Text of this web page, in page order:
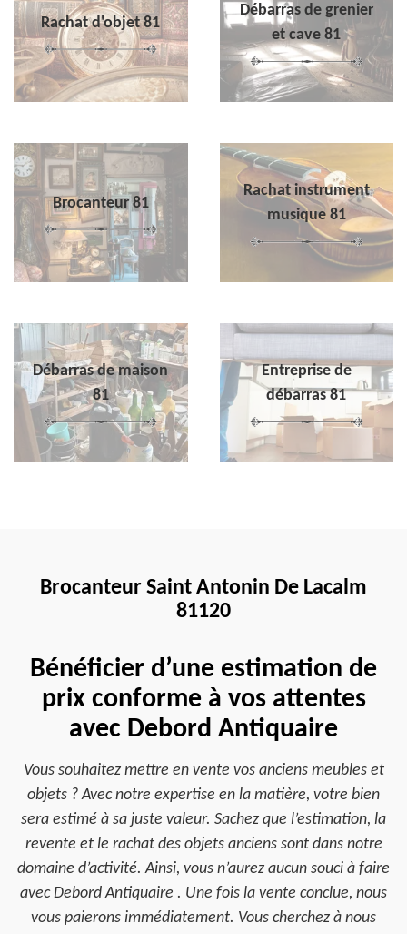
Rachat d'objet 81
Débarras de grenier
et cave 81
Brocanteur 81
Rachat instrument
musique 81
Débarras de maison
81
Entreprise de
débarras 81
Brocanteur Saint Antonin De Lacalm
81120
Bénéficier d’une estimation de
prix conforme à vos attentes
avec Debord Antiquaire
Vous souhaitez mettre en vente vos anciens meubles et
objets ? Avec notre expertise en la matière, votre bien
sera estimé à sa juste valeur. Sachez que l’estimation, la
revente et le rachat des objets anciens sont dans notre
domaine d’activité. Ainsi, vous n’aurez aucun souci à faire
avec Debord Antiquaire . Une fois la vente conclue, nous
vous paierons immédiatement. Vous cherchez à nous